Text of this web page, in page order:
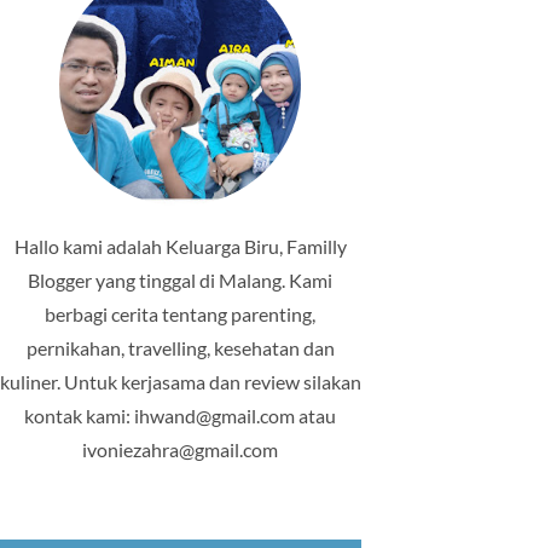
Hallo kami adalah Keluarga Biru, Familly
Blogger yang tinggal di Malang. Kami
berbagi cerita tentang parenting,
pernikahan, travelling, kesehatan dan
kuliner. Untuk kerjasama dan review silakan
kontak kami: ihwand@gmail.com atau
ivoniezahra@gmail.com